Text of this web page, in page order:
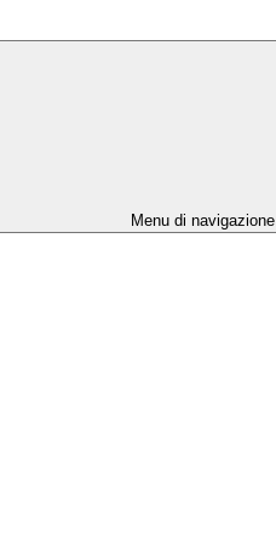
Menu di navigazione